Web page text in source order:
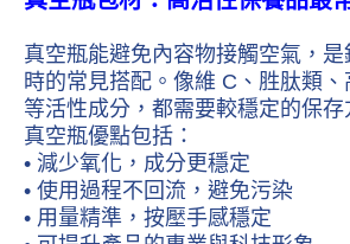
真空瓶能避免內容物接觸空氣，
時的常見搭配。像維 C、胜肽類
等活性成分，都需要較穩定的保存
真空瓶優點包括：
• 減少氧化，成分更穩定
• 使用過程不回流，避免污染
• 用量精準，按壓手感穩定